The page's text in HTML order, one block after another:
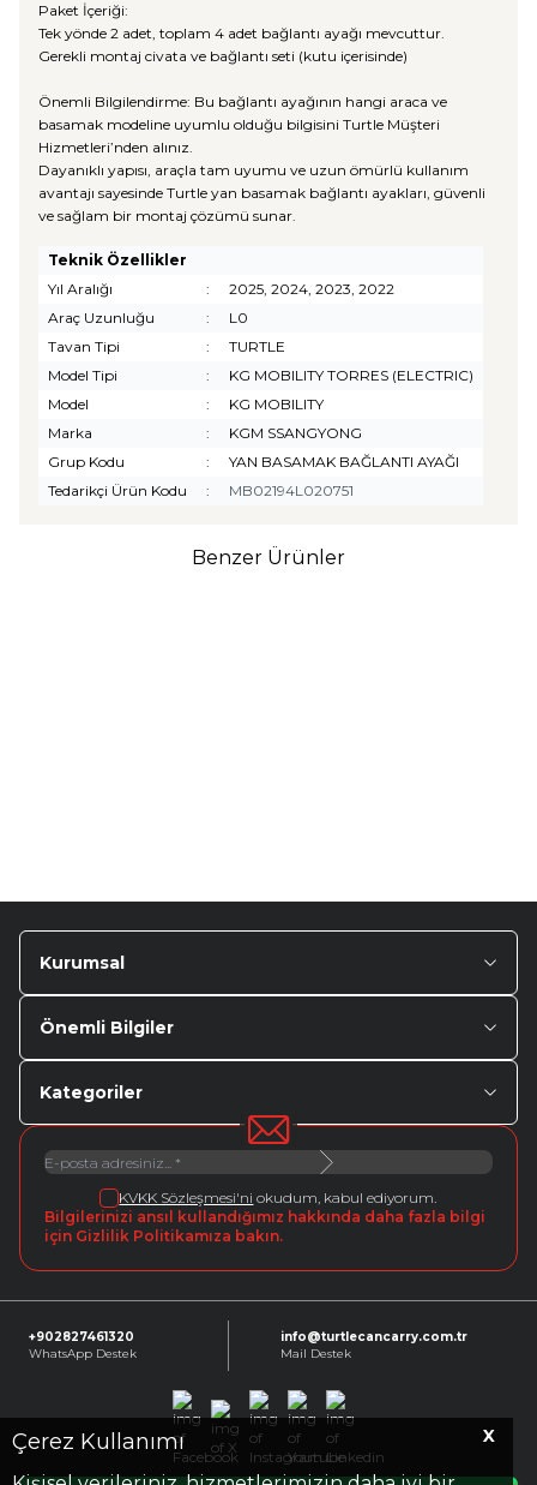
X
Çerez Kullanımı
Paket İçeriği:
Tek yönde 2 adet, toplam 4 adet bağlantı ayağı mevcuttur.
Gerekli montaj civata ve bağlantı seti (kutu içerisinde)
Önemli Bilgilendirme: Bu bağlantı ayağının hangi araca ve
basamak modeline uyumlu olduğu bilgisini Turtle Müşteri
Hizmetleri’nden alınız.
Dayanıklı yapısı, araçla tam uyumu ve uzun ömürlü kullanım
avantajı sayesinde Turtle yan basamak bağlantı ayakları, güvenli
ve sağlam bir montaj çözümü sunar.
Teknik Özellikler
Yıl Aralığı
:
2025, 2024, 2023, 2022
Araç Uzunluğu
:
L0
Tavan Tipi
:
TURTLE
Model Tipi
:
KG MOBILITY TORRES (ELECTRIC)
Model
:
KG MOBILITY
Marka
:
KGM SSANGYONG
Grup Kodu
:
YAN BASAMAK BAĞLANTI AYAĞI
Tedarikçi Ürün Kodu
: MB02194L020751
Benzer Ürünler
Kurumsal
Önemli Bilgiler
Kategoriler
KVKK Sözleşmesi'ni okudum, kabul ediyorum.
Bilgilerinizi ansıl kullandığımız hakkında daha fazla bilgi
için Gizlilik Politikamıza bakın.
+902827461320
WhatsApp Destek
info@turtlecancarry.com.tr
Mail Destek
Facebook
X InstagramYoutube